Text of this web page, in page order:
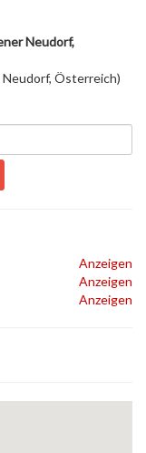
Neudorf,
Österreich)
Anzeigen
Anzeigen
Anzeigen